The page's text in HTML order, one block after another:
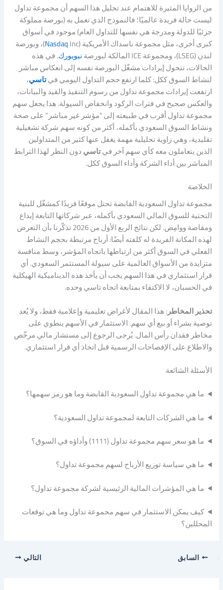
من الزوايا المثيرة للاهتمام عند تحليل هذا السهم أن مجموعة تداول
ليست حالة فريدة عالميًا؛ فالنموذج الذي تعمل به (بورصة مملوكة
جزئيًا للدولة ومدرجة هي نفسها للتداول العام) موجود في أسواق
كبرى أخرى، مثل مجموعة ناسداك الأمريكية (
NasdaqInc)، وبورصة
لندن (LSEG)، ومجموعة ICE المالكة لبورصة
نيويورك. في هذه
الحالات، تتحول إيرادات مشغّل البورصة نفسه إلى انعكاس مباشر
لنشاط السوق ككل: كلما ارتفع حجم التداول اليومي فيتاسي،
ارتفعت إيرادات مجموعة تداول من رسوم التنفيذ والقيد والبيانات،
والعكس صحيح في فترات الركود وانخفاض السيولة. هذا يجعل سهم
مجموعة تداول أقرب في طبيعته إلى “مؤشر غير مباشر” على صحة
ونشاط السوق السعودي بأكمله، أكثر من كونه سهم شركة تشغيلية
تقليدية، وهي زاوية تحليلية مهمة يغفل عنها كثير من المتداولين
الذين يتعاملون معه كأي سهم آخر فيتاسيدون النظر لهذا الترابط
المباشر بين أداء الشركة وأداء السوق ككل.
الخلاصة
مجموعة تداول السعودية القابضة تحتل موقعًا فريدًا كمشغّل للبنية
التحتية للسوق المالي السعودي بأكمله، عبر شركاتها التابعة إيداع
ومقاصة ووامِض. لكن نتائج الربع الأول من 2026 تذكّرنا بأن التعرض
لهذه المكانة الفريدة له كلفته أيضًا: أرباح مرتبطة بحجم النشاط
الفعلي في السوق أكثر من ارتباطها باتجاه المؤشر، وسط منافسة
متزايدة من الأسواق العالمية على سيولة المستثمر السعودي. أي
قرار استثماري في هذا السهم يجب أن يأخذ هذه الديناميكية الهيكلية
في الحسبان، لا الاكتفاء بمتابعة اتجاه تاسي وحده.
تحذير المخاطر: هذا المقال لأغراض تعليمية وإعلامية فقط، ولا يُعد
توصية بشراء أو بيع أي سهم. الاستثمار في الأسهم ينطوي على
مخاطر فقدان رأس المال. يُرجى الرجوع إلى مستشار مالي مرخّص
والاطلاع على الإفصاحات الرسمية قبل اتخاذ أي قرار استثماري.
الأسئلة الشائعة
ما هي مجموعة تداول السعودية القابضة وما هو رمز سهمها؟
ما هي الشركات التابعة لمجموعة تداول السعودية؟
ما هو سعر سهم مجموعة تداول (1111) وأداؤه في السوق؟
ما هي سياسة توزيع الأرباح لسهم مجموعة تداول؟
ما هي المؤشرات المالية الرئيسية لشركة مجموعة تداول؟
كيف يمكن الاستثمار في سهم مجموعة تداول وما هي توقعات
المحللين؟
السابق التالي